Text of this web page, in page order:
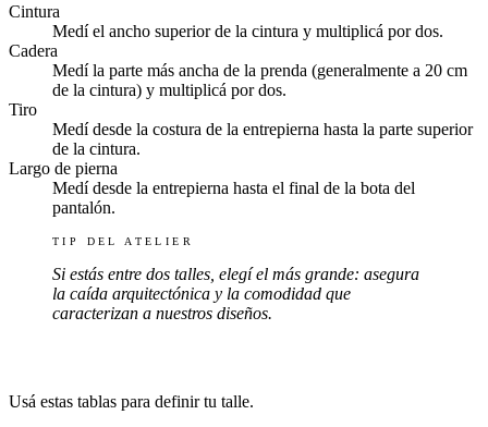
Cintura
Medí el ancho superior de la cintura y multiplicá por dos.
Cadera
Medí la parte más ancha de la prenda (generalmente a 20 cm
de la cintura) y multiplicá por dos.
Tiro
Medí desde la costura de la entrepierna hasta la parte superior
de la cintura.
Largo de pierna
Medí desde la entrepierna hasta el final de la bota del
pantalón.
TIP DEL ATELIER
Si estás entre dos talles, elegí el más grande: asegura
la caída arquitectónica y la comodidad que
caracterizan a nuestros diseños.
Usá estas tablas para definir tu talle.